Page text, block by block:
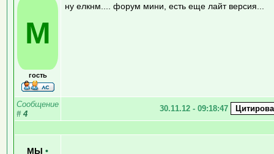
М
гость
ну елкнм.... форум мини, есть еще лайт версия...
Сообщение
# 4
30.11.12 - 09:18:47
МЫ •